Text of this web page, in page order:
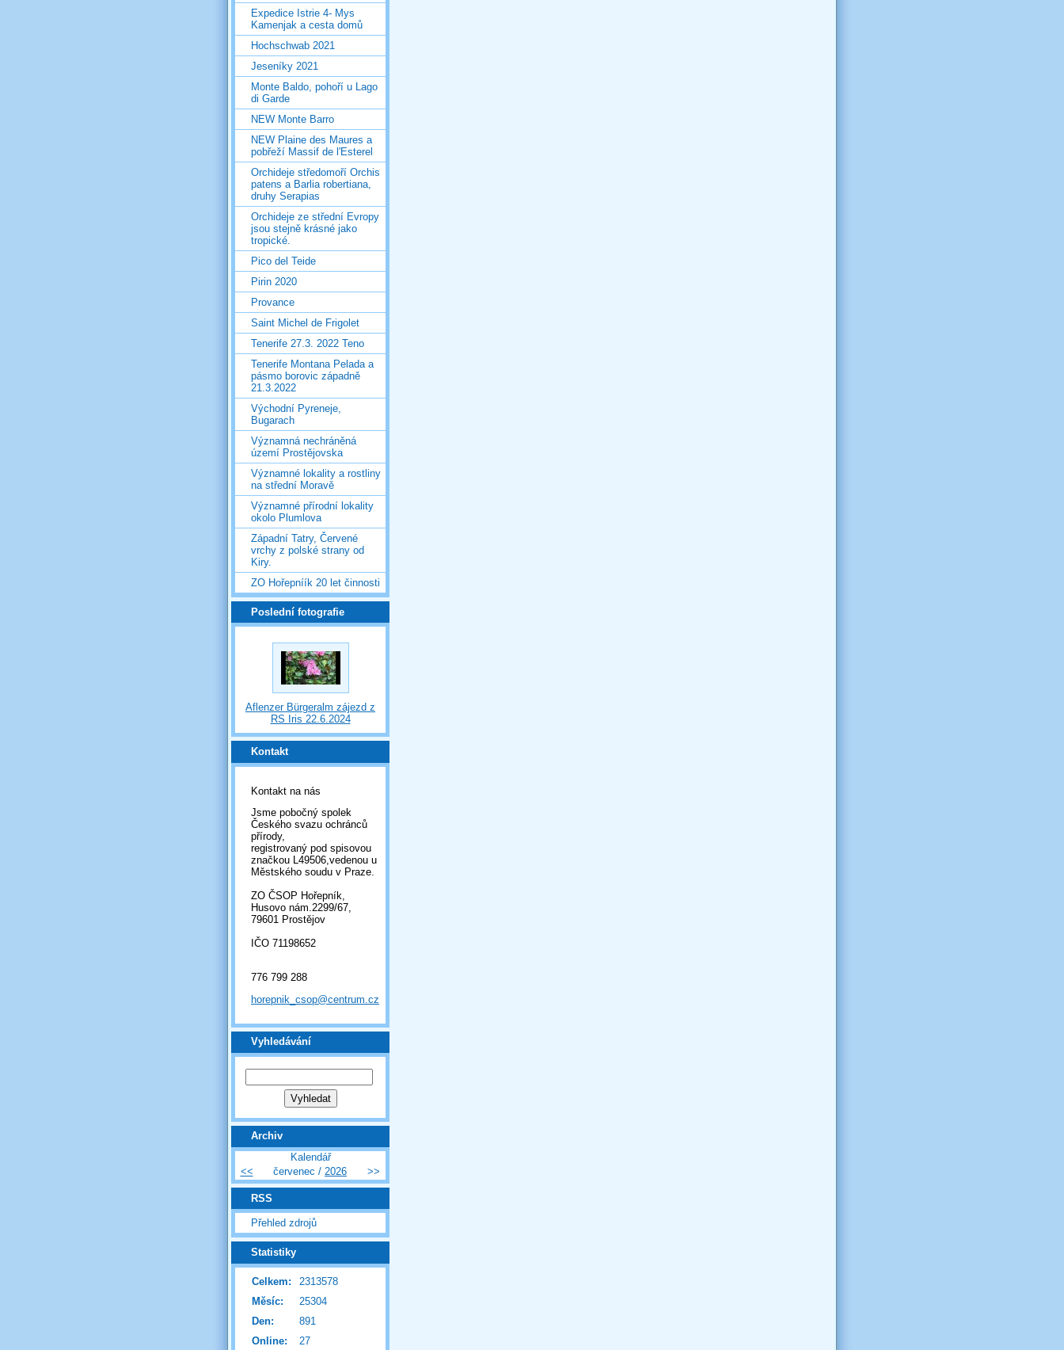
Expedice Istrie 4- Mys
Kamenjak a cesta domů
Hochschwab 2021
Jeseníky 2021
Monte Baldo, pohoří u Lago
di Garde
NEW Monte Barro
NEW Plaine des Maures a
pobřeží Massif de l'Esterel
Orchideje středomoří Orchis
patens a Barlia robertiana,
druhy Serapias
Orchideje ze střední Evropy
jsou stejně krásné jako
tropické.
Pico del Teide
Pirin 2020
Provance
Saint Michel de Frigolet
Tenerife 27.3. 2022 Teno
Tenerife Montana Pelada a
pásmo borovic západně
21.3.2022
Východní Pyreneje,
Bugarach
Významná nechráněná
území Prostějovska
Významné lokality a rostliny
na střední Moravě
Významné přírodní lokality
okolo Plumlova
Západní Tatry, Červené
vrchy z polské strany od
Kiry.
ZO Hořepníík 20 let činnosti
Poslední fotografie
Aflenzer Bürgeralm zájezd z
RS Iris 22.6.2024
Kontakt
Kontakt na nás
Jsme pobočný spolek
Českého svazu ochránců
přírody,
registrovaný pod spisovou
značkou L49506,vedenou u
Městského soudu v Praze.
ZO ČSOP Hořepník,
Husovo nám.2299/67,
79601 Prostějov
IČO 71198652
776 799 288
horepnik_csop@centrum.cz
Vyhledávání
Archiv
Kalendář
<<
červenec / 2026 >>
RSS
Přehled zdrojů
Statistiky
Online: 27
Celkem:
2313578
Měsíc:
25304
Den:
891